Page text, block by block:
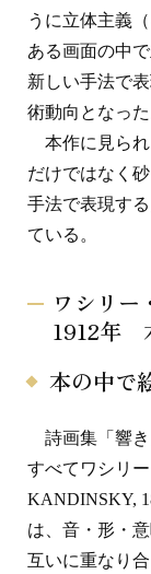
うに立体主義
ある画面の中
新しい手法で
術動向となった
本作に見られ
だけではなく
手法で表現す
ている。
ワシリー
1912年
本の中で
詩画集「響き
すべてワシリ
KANDINSKY,
は、音・形・
互いに重なり